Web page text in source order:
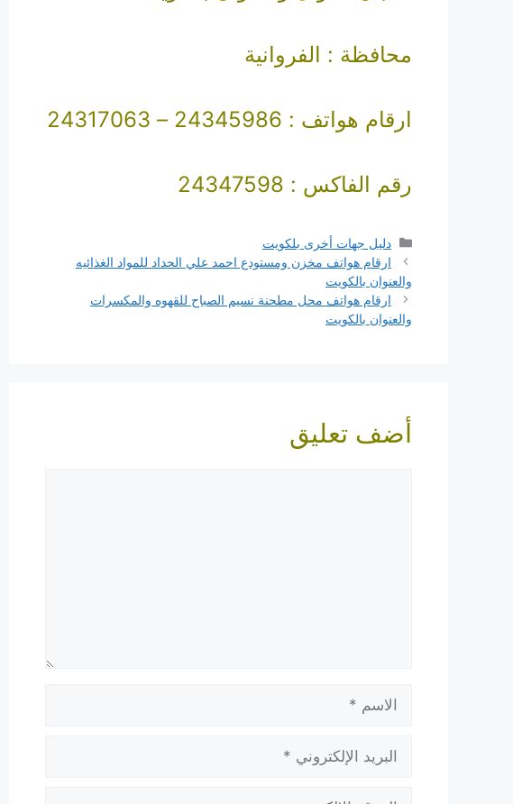
محافظة : الفروانية
ارقام هواتف : 24345986 – 24317063
رقم الفاكس : 24347598
التصنيفات
دليل جهات أخرى بلكويت
ارقام هواتف مخزن ومستودع احمد علي الحداد للمواد الغذائيه
والعنوان بالكويت
ارقام هواتف محل مطحنة نسيم الصباح للقهوه والمكسرات
والعنوان بالكويت
أضف تعليق
الإلكتروني